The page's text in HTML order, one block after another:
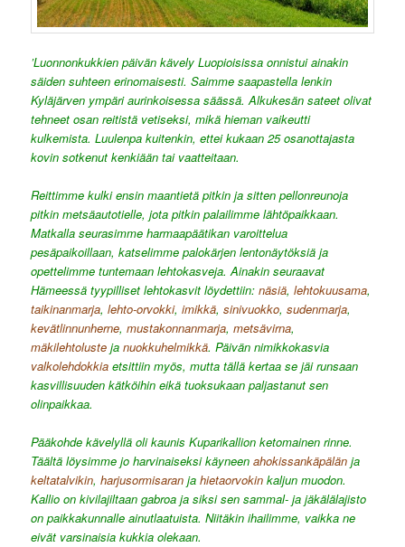
’Luonnonkukkien päivän kävely Luopioisissa onnistui ainakin
säiden suhteen erinomaisesti. Saimme saapastella lenkin
Kyläjärven ympäri aurinkoisessa säässä. Alkukesän sateet olivat
tehneet osan reitistä vetiseksi, mikä hieman vaikeutti
kulkemista. Luulenpa kuitenkin, ettei kukaan 25 osanottajasta
kovin sotkenut kenkiään tai vaatteitaan.
Reittimme kulki ensin maantietä pitkin ja sitten pellonreunoja
pitkin metsäautotielle, jota pitkin palailimme lähtöpaikkaan.
Matkalla seurasimme harmaapäätikan varoittelua
pesäpaikoillaan, katselimme palokärjen lentonäytöksiä ja
opettelimme tuntemaan lehtokasveja. Ainakin seuraavat
Hämeessä tyypilliset lehtokasvit löydettiin:näsiä,lehtokuusama,
taikinanmarja,lehto-orvokki,imikkä,sinivuokko,sudenmarja,
kevätlinnunherne,mustakonnanmarja,metsävirna,
mäkilehtoluste januokkuhelmikkä. Päivän nimikkokasvia
valkolehdokkia etsittiin myös, mutta tällä kertaa se jäi runsaan
kasvillisuuden kätköihin eikä tuoksukaan paljastanut sen
olinpaikkaa.
Pääkohde kävelyllä oli kaunis Kuparikallion ketomainen rinne.
Täältä löysimme jo harvinaiseksi käyneenahokissankäpälän ja
keltatalvikin,harjusormisaran jahietaorvokin kaljun muodon.
Kallio on kivilajiltaan gabroa ja siksi sen sammal- ja jäkälälajisto
on paikkakunnalle ainutlaatuista. Niitäkin ihailimme, vaikka ne
eivät varsinaisia kukkia olekaan.